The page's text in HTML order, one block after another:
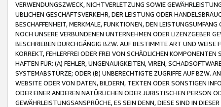
VERWENDUNGSZWECK, NICHTVERLETZUNG SOWIE
ÜBLICHEN GESCHÄFTSVERKEHR, DER LEISTUNG ODER
BESCHAFFENHEIT, MERKMALE, FUNKTIONEN, DEN
NOCH UNSERE VERBUNDENEN UNTERNEHMEN ODER LIZENZGEBER
BESCHRIEBEN DURCHGÄNGIG BZW. AUF BESTIMMTE ART UND
KORREKT, FEHLERFREI ODER FREI VON SCHÄDLICHEN
HAFTEN FÜR: (A) FEHLER, UNGENAUIGKEITEN, VIREN,
SYSTEMABSTÜRZE; ODER (B) UNBERECHTIGTE ZUGRIFFE AUF BZW.
WEBSITE ODER VON DATEN, BILDERN, TEXTEN ODER SONSTIGEN
ODER EINER ANDEREN NATÜRLICHEN ODER JURISTISCHEN PERSON
GEWÄHRLEISTUNGSANSPRÜCHE, ES SEIN DENN, DIESE SIND IN